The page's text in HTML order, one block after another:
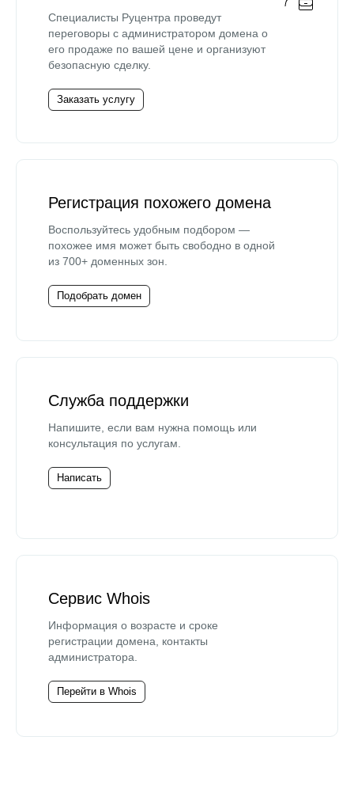
Специалисты Руцентра проведут
переговоры с администратором домена о
его продаже по вашей цене и организуют
безопасную сделку.
Заказать услугу
Регистрация похожего домена
Воспользуйтесь удобным подбором —
похожее имя может быть свободно в одной
из 700+ доменных зон.
Подобрать домен
Служба поддержки
Напишите, если вам нужна помощь или
консультация по услугам.
Написать
Сервис Whois
Информация о возрасте и сроке
регистрации домена, контакты
администратора.
Перейти в Whois